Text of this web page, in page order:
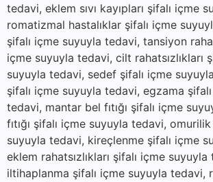
tedavi, eklem sıvı kayıpları şifalı içme
romatizmal hastalıklar şifalı içme
şifalı içme suyuyla tedavi, tansiyon
içme suyuyla tedavi, cilt rahatsızlıkları
suyuyla tedavi, sedef şifalı içme
şifalı içme suyuyla tedavi, egzama
tedavi, mantar bel fıtığı şifalı içme
fıtığı şifalı içme suyuyla tedavi, omurilik
suyuyla tedavi, kireçlenme şifalı içme
eklem rahatsızlıkları şifalı içme suyuyla
iltihaplanma şifalı içme suyuyla tedavi,